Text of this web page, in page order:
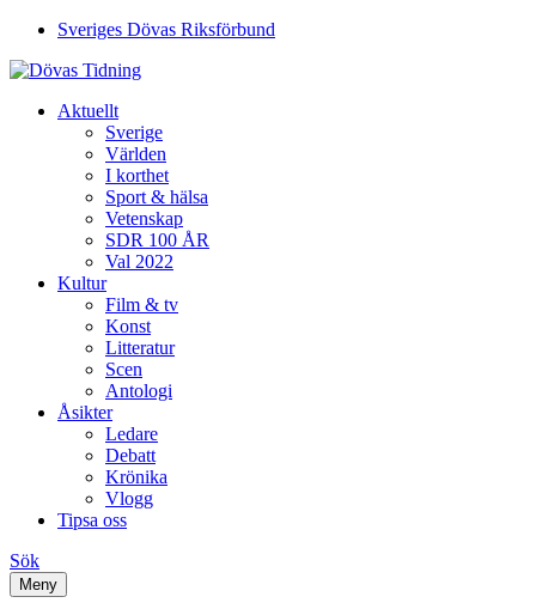
Sveriges Dövas Riksförbund
Aktuellt
Sverige
Världen
I korthet
Sport & hälsa
Vetenskap
SDR 100 ÅR
Val 2022
Kultur
Film & tv
Konst
Litteratur
Scen
Antologi
Åsikter
Ledare
Debatt
Krönika
Vlogg
Tipsa oss
Sök
Meny